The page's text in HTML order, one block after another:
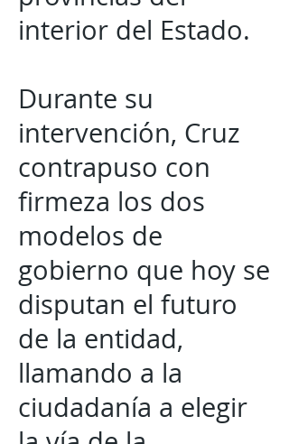
interior del Estado.
Durante su
intervención, Cruz
contrapuso con
firmeza los dos
modelos de
gobierno que hoy se
disputan el futuro
de la entidad,
llamando a la
ciudadanía a elegir